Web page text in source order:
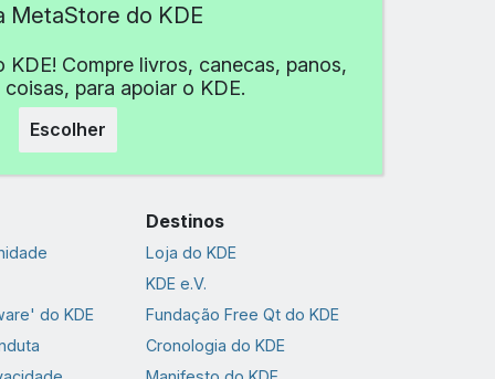
MetaStore do KDE
Compre livros, canecas, panos,
para apoiar o KDE.
Escolher
do KDE
Destinos
Loja do KDE
KDE e.V.
Fundação Free Qt do KDE
Cronologia do KDE